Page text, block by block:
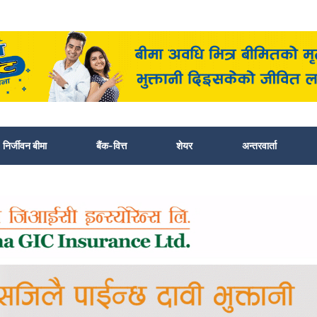
निर्जीवन बीमा बैंक-वित्त शेयर अन्तरवार्ता